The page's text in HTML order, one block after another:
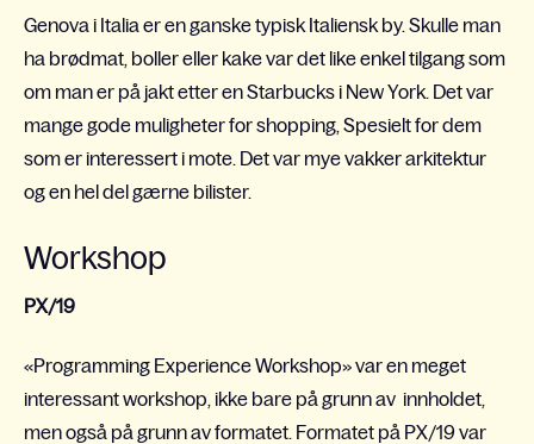
Genova i Italia er en ganske typisk Italiensk by. Skulle man
ha brødmat, boller eller kake var det like enkel tilgang som
om man er på jakt etter en Starbucks i New York. Det var
mange gode muligheter for shopping, Spesielt for dem
som er interessert i mote. Det var mye vakker arkitektur
og en hel del gærne bilister.
Workshop
PX/19
«Programming Experience Workshop» var en meget
interessant workshop, ikke bare på grunn av innholdet,
men også på grunn av formatet. Formatet på PX/19 var